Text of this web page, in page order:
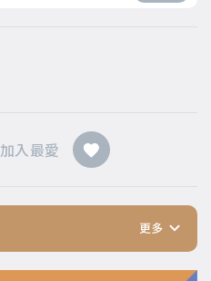
加入最愛